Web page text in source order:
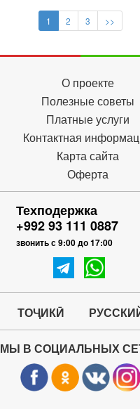
1 2 3 >>
О проекте
Полезные советы
Платные услуги
Контактная
Карта сайта
Оферта
Техподержка
+992 93 111 0887
звонить с 9:00 до 17:00
ТОҶИКӢ
МЫ В СОЦИАЛЬНЫХ